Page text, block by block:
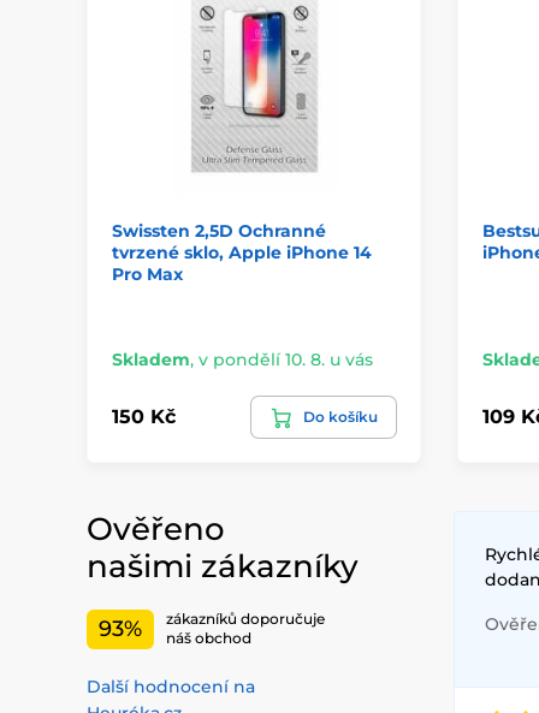
Swissten 2,5D Ochranné
tvrzené sklo, Apple iPhone 14
Pro Max
Skladem, v pondělí 10. 8. u vás
150 Kč Do košíku 109
Ověřeno
našimi zákazníky
93%
zákazníků doporučuje
náš obchod
Další hodnocení na